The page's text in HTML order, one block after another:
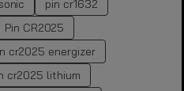
pin cr1632
Pin CR2025
cr2025 energizer
cr2025 lithium